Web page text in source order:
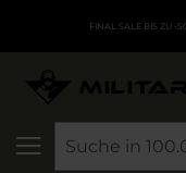
FINAL SALE BIS ZU -